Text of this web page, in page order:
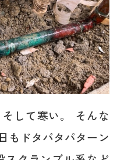
して寒い。 そんな
もドタバタパターン